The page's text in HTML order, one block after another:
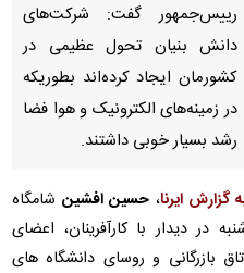
رییس‌جمهور گفت: شرکت‌های
دانش بنیان تحول عظیمی در
کشورمان ایجاد کرده‌اند بطوریکه
در زمینه‌های الکترونیک و هوا فضا
رشد بسیار خوبی داشتند.
گزارش ایرنا،حسین افشین شامگاه
در دیدار با کارآفرینان، اعضای
بازرگانی و روسای دانشگاه های